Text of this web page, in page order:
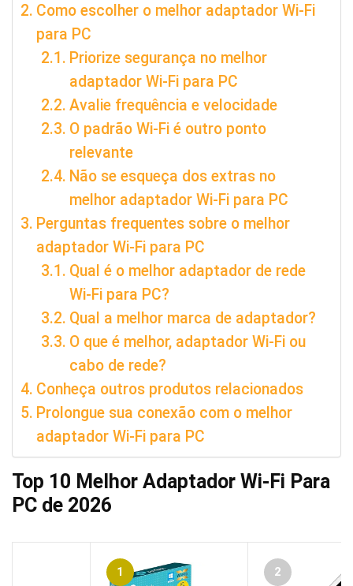
Como escolher o melhor adaptador Wi-Fi
para PC
Priorize segurança no melhor
adaptador Wi-Fi para PC
Avalie frequência e velocidade
O padrão Wi-Fi é outro ponto
relevante
Não se esqueça dos extras no
melhor adaptador Wi-Fi para PC
Perguntas frequentes sobre o melhor
adaptador Wi-Fi para PC
Qual é o melhor adaptador de rede
Wi-Fi para PC?
Qual a melhor marca de adaptador?
O que é melhor, adaptador Wi-Fi ou
cabo de rede?
Conheça outros produtos relacionados
Prolongue sua conexão com o melhor
adaptador Wi-Fi para PC
Top 10 Melhor Adaptador Wi-Fi Para
PC de 2026
1 2